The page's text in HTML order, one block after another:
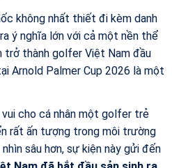
không nhất thiết đi kèm danh
ý nghĩa lớn với cả một nền thể
trở thành golfer Việt Nam đầu
Arnold Palmer Cup 2026 là một
cho cá nhân một golfer trẻ
rất ấn tượng trong môi trường
sâu hơn, sự kiện này gửi đến